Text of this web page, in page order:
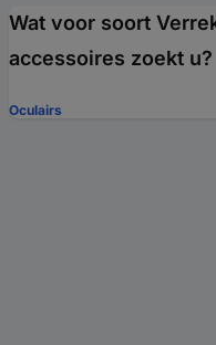
Wat voor soort
accessoires zoekt u?
Oculairs